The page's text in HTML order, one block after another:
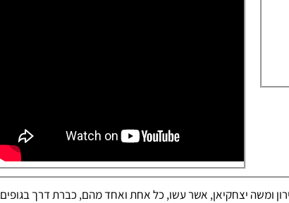
ירון ומשה יצחקיאן, אשר עשו, כל אחת ואחד מהם, כברת דרך בגופים